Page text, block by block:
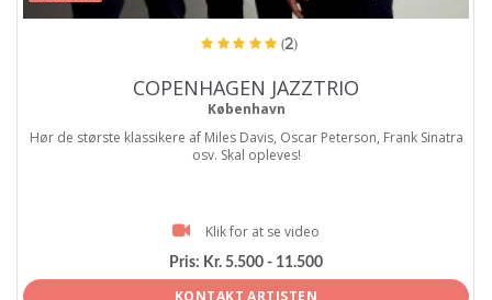
(2)
COPENHAGEN JAZZTRIO
København
Hør de største klassikere af Miles Davis, Oscar Peterson, Frank Sinatra
osv. Skal opleves!
Klik for at se video
Pris: Kr. 5.500 - 11.500